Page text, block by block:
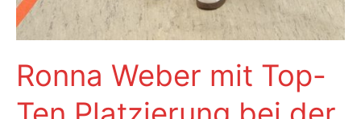
Ronna Weber mit Top-